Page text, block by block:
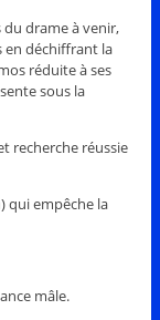
drame à venir,
en déchiffrant la
réduite à ses
sous la
recherche réussie
qui empêche la
mâle.